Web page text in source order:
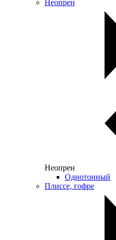
Неопрен
Неопрен
Однотонный
Плиссе, гофре